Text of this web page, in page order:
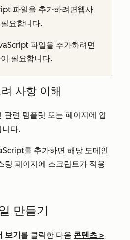
파일을 추가하려면웹사
필요합니다.
파일을 추가하려면
필요합니다.
사항 이해
관련 템플릿 또는 페이지에 업
니다.
를 추가하면 해당 도메인
팅 페이지에 스크립트가 적용
만들기
보기를 클릭한 다음 콘텐츠 >